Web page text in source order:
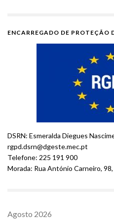
ENCARREGADO DE PROTEÇÃO
DSRN: Esmeralda Diegues
rgpd.dsrn@dgeste.mec.pt
Telefone: 225 191 900
Morada: Rua António Carneiro,
Agosto 2026